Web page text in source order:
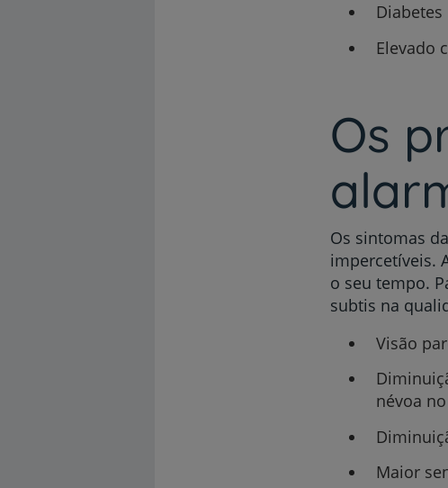
Diabetes
Elevado
Os
Os sintomas
impercetíveis.
o seu tempo.
subtis na
Visão
névoa
Maior